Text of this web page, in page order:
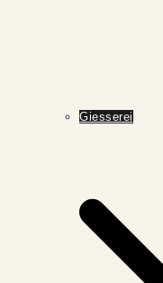
Giesserei